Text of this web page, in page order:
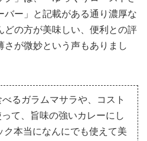
ー」と記載がある通り濃厚な
どの方が美味しい、便利との評
が微妙という声もありまし
るガラムマサラや、コスト
て、旨味の強いカレーにし
ク本当になんにでも使えて美